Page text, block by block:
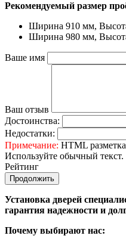
Рекомендуемый размер
Ширина 910 мм,
Ширина 980 мм,
Ваше имя
Ваш отзыв
Достоинства:
Недостатки:
Примечание: HTML
Используйте обычный текст.
Рейтинг
Продолжить
Установка дверей
гарантия надежности и
Почему выбирают нас: